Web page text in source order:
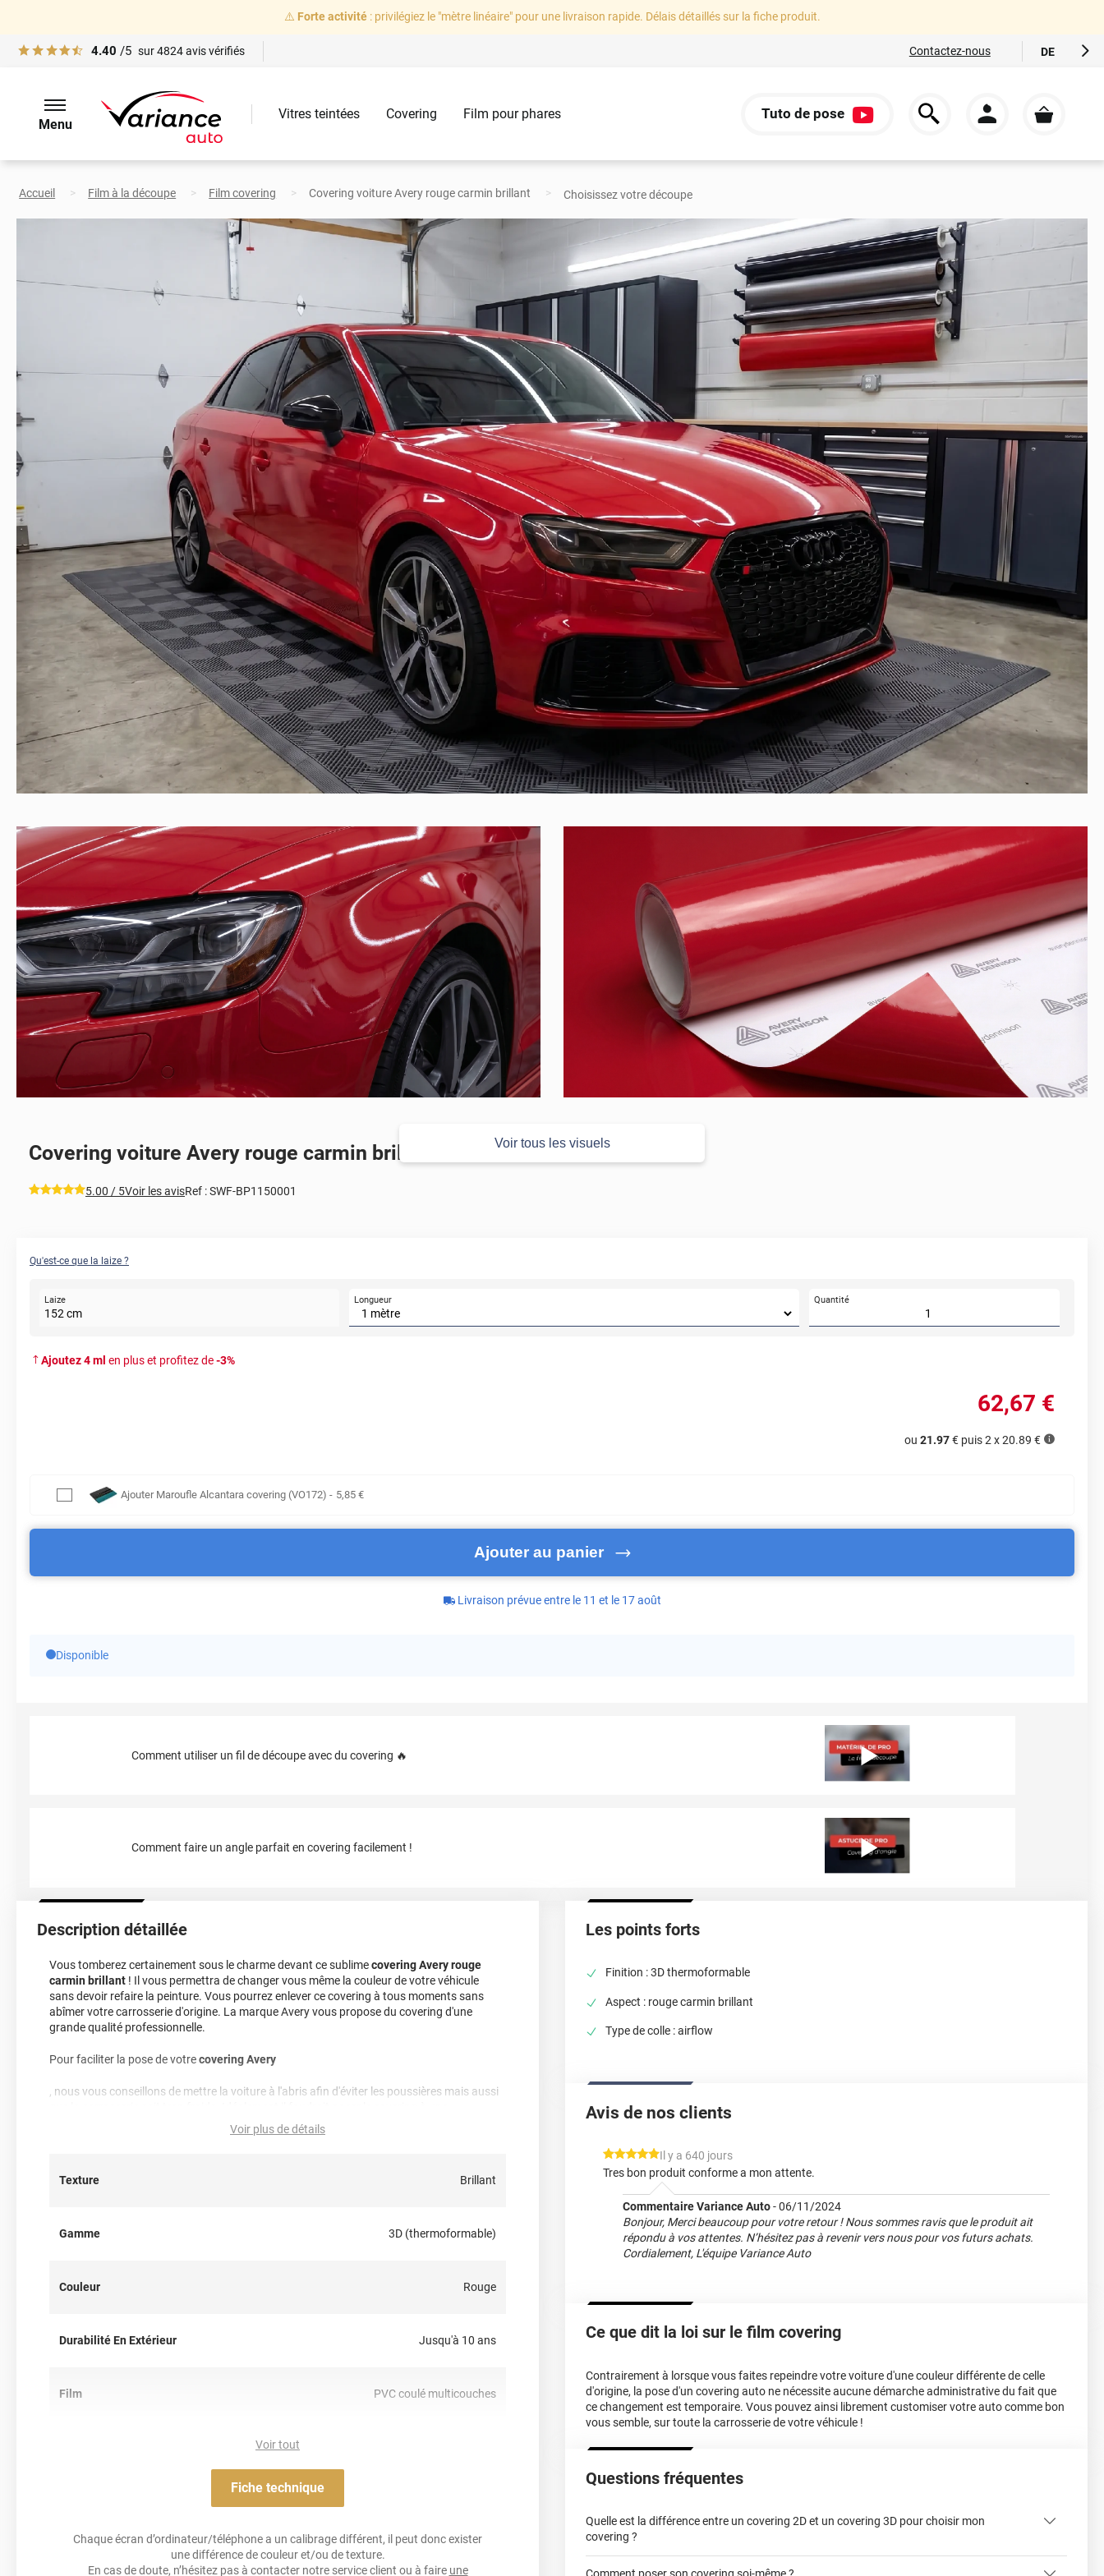
⚠️ Forte activité: privilégiez le "mètre linéaire" pour une livraison rapide. Délais détaillés sur la fiche produit.
4.40 /5 sur4824avis vérifiés Contactez-nous DE
Menu
Vitres teintées Covering Film pour phares Tuto de pose
Accueil Film à la découpe Film covering Covering voiture Avery rouge carmin brillant Choisissez votre découpe
Voir tous les visuels
Covering voiture Avery rouge carmin brillant
*****
5.00 / 5Voir les avisRef :SWF-BP1150001
Qu'est-ce que la laize ?
Laize
152 cm
Longueur Quantité
Ajoutez4ml en plus et profitez de-3%
62,67 €
ou 21.97€ puis 2 x20.89 €
Ajouter Maroufle Alcantara covering (VO172) - 5,85 €
Ajouter au panier
Livraison prévue entre le 11 et le 17 août
Disponible
Comment utiliser un fil de découpe avec du covering 🔥
Comment faire un angle parfait en covering facilement !
Description détaillée
Vous tomberez certainement sous le charme devant ce sublimecovering Avery rouge
carmin brillant ! Il vous permettra de changer vous même la couleur de votre véhicule
sans devoir refaire la peinture. Vous pourrez enlever ce covering à tous moments sans
abîmer votre carrosserie d'origine. La marque Avery vous propose du covering d'une
grande qualité professionnelle.
Pour faciliter la pose de votrecovering Avery
, nous vous conseillons de mettre la voiture à l'abris afin d'éviter les poussières mais aussi
température supérieure à 15 degrés.
alcalin (niveau de pH entre 5 et 9), sans alcool, ni acides, ni ammoniaque, ni chlore, ni éther
Note importante : faire son choix entre un covering 2D ou 3D ?
thermoformable. Il est donc sensible à la chaleur (décapeur thermique ou sèche-cheveux),
il est conseillé dans la pose de covering sur tout type de surface, planes à très courbées ! Il
d’information !
Voir plus de détails
Texture Brillant
Gamme 3D (thermoformable)
Couleur Rouge
Durabilité En Extérieur Jusqu'à 10 ans
Film PVC coulé multicouches
Résistance À L'humidité
Voir tout
Fiche technique
Chaque écran d’ordinateur/téléphone a un calibrage différent, il peut donc exister
une différence de couleur et/ou de texture.
En cas de doute, n’hésitez pas à contacter notre service client ou à faire une
Les points forts
Finition : 3D thermoformable
Aspect : rouge carmin brillant
Type de colle : airflow
Avis de nos clients
*****
Il y a 640 jours
Tres bon produit conforme a mon attente.
Commentaire Variance Auto-06/11/2024
Bonjour, Merci beaucoup pour votre retour ! Nous sommes ravis que le produit ait
répondu à vos attentes. N’hésitez pas à revenir vers nous pour vos futurs achats.
Cordialement, L'équipe Variance Auto
Ce que dit la loi sur le film covering
Contrairement à lorsque vous faites repeindre votre voiture d'une couleur différente de celle
d'origine, la pose d'un covering auto ne nécessite aucune démarche administrative du fait que
ce changement est temporaire. Vous pouvez ainsi librement customiser votre auto comme bon
vous semble, sur toute la carrosserie de votre véhicule !
Questions fréquentes
Quelle est la différence entre un covering 2D et un covering 3D pour choisir mon
covering ?